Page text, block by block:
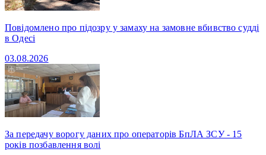
Повідомлено про підозру у замаху на замовне вбивство судді
в Одесі
03.08.2026
За передачу ворогу даних про операторів БпЛА ЗСУ - 15
років позбавлення волі